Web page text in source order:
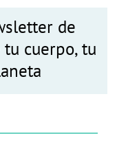
de
cuerpo, tu